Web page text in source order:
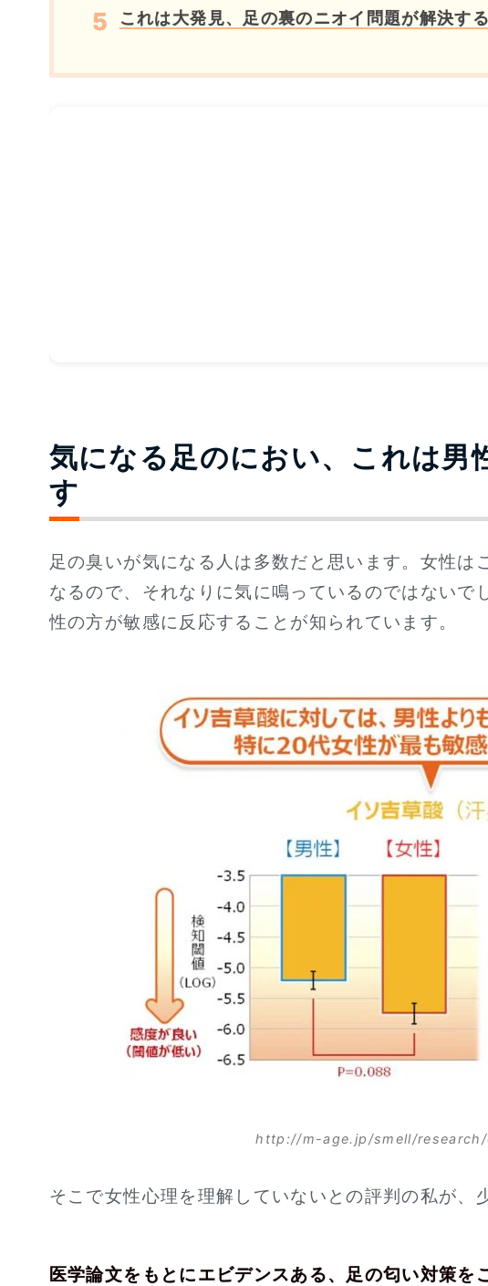
これは大発見、足の裏のニオイ問題が解決す
気になる足のにおい、これは男
す
足の臭いが気になる人は多数だと思います。女性は
なるので、それなりに気に鳴っているのではないで
性の方が敏感に反応することが知られています。
http://m-age.jp/smell/
そこで女性心理を理解していないとの評判の私が、
医学論文をもとにエビデンスある、足の匂い対策を